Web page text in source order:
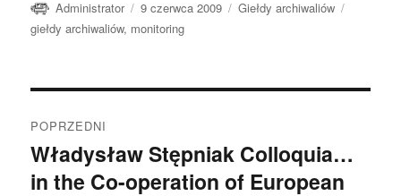
Autor
Administrator
Data
publikacji
9 czerwca 2009 Kategorie
Giełdy archiwaliów
giełdy archiwaliów, monitoring
wpisu
POPRZEDNI
Poprzedni
wpis:
Władysław Stępniak Colloquia…
in the Co-operation of European